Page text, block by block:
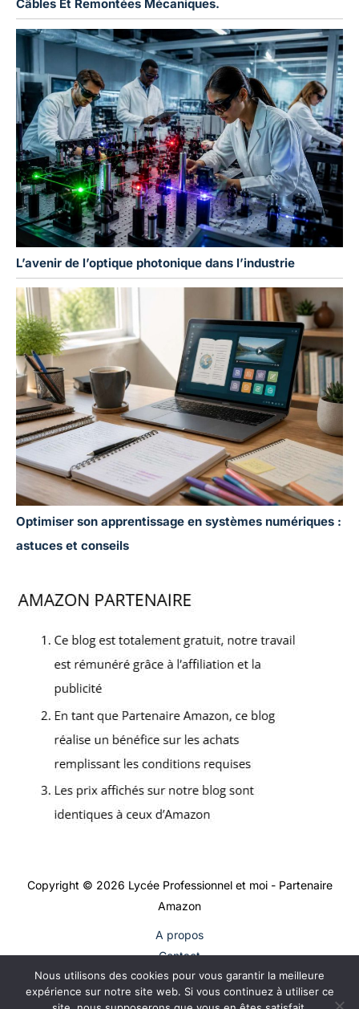
Câbles Et Remontées Mécaniques.
L’avenir de l’optique photonique dans l’industrie
Optimiser son apprentissage en systèmes numériques :
astuces et conseils
Copyright © 2026 Lycée Professionnel et moi - Partenaire
Amazon
A propos
Contact
Plan du site
Mentions légales
Nous utilisons des cookies pour vous garantir la meilleure
expérience sur notre site web. Si vous continuez à utiliser ce